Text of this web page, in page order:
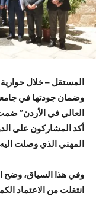
المستقل – خلال
وضمان جودتها في جامعة
العالي في الأردن”
أكد المشاركون على
المهني الذي وصلت
وفي هذا السياق، وضح
انتقلت من الاعتماد